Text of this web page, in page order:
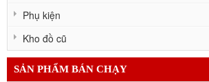
Phụ kiện
Kho đồ cũ
SẢN PHẨM BÁN CHẠY